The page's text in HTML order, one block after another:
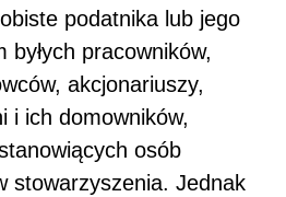
podatnika lub jego
byłych pracowników,
akcjonariuszy,
i ich domowników,
osób
stowarzyszenia. Jednak